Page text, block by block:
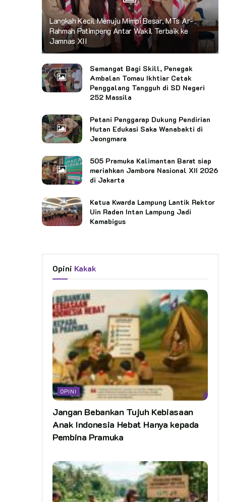
Langkah Kecil Menuju Mimpi Besar, MTs Ar-
Rahmah Patimpeng Antar Wakil Terbaik ke
Jamnas XII
Semangat Bagi Skill, Penegak
Ambalan Tomau Ikhtiar Cetak
Penggalang Tangguh di SD Negeri
252 Massila
Petani Penggarap Dukung Pendirian
Hutan Edukasi Saka Wanabakti di
Jeongmara
505 Pramuka Kalimantan Barat siap
meriahkan Jambore Nasional XII 2026
di Jakarta
Ketua Kwarda Lampung Lantik Rektor
Uin Raden Intan Lampung Jadi
Kamabigus
Opini Kakak
OPINI
Jangan Bebankan Tujuh Kebiasaan
Anak Indonesia Hebat Hanya kepada
Pembina Pramuka